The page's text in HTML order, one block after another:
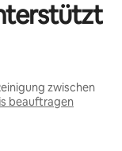
zwischen
beauftragen